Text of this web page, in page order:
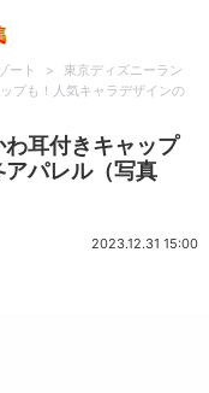
ート >
東京ディズニーラン
プも！人気キャラデザインの
わ耳付きキャップ
パレル（写真
2023.12.31 15:00